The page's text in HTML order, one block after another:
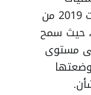
التصويت، بالإضافة إلى متابعة انتخابات 2019 من
حيث سمح
مستوى